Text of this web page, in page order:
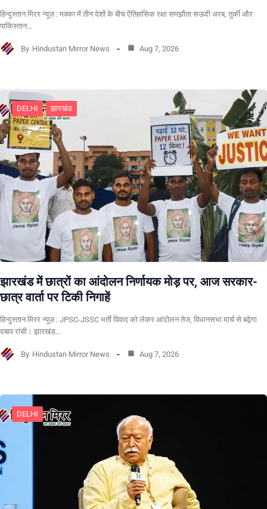
हिन्दुस्तान मिरर न्यूज़ : मक्का में तीन देशों के बीच ऐतिहासिक रक्षा समझौता सऊदी अरब, तुर्की और
पाकिस्तान…
By Hindustan Mirror News Aug 7, 2026
DELHI झारखंड
झारखंड में छात्रों का आंदोलन निर्णायक मोड़ पर, आज सरकार-
छात्र वार्ता पर टिकी निगाहें
हिन्दुस्तान मिरर न्यूज़ : JPSC-JSSC भर्ती विवाद को लेकर आंदोलन तेज, विधानसभा मार्च से बढ़ेगा
दबाव रांची। झारखंड…
By Hindustan Mirror News Aug 7, 2026
DELHI